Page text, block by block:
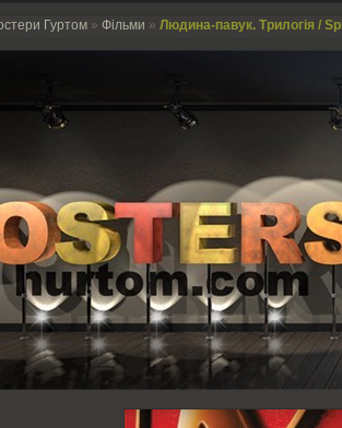
Гуртом » Фільми » Людина-павук. Трилогія /